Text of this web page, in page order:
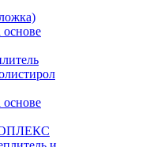
основе
основе